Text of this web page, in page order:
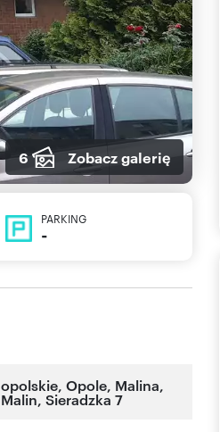
6 Zobacz galerię
PARKING
-
opolskie,Opole, Malina,
Malin,Sieradzka 7